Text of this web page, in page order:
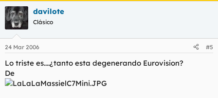
davilote
Clásico
24 Mar 2006 #5
Lo triste es....¿tanto esta degenerando Eurovision?
De